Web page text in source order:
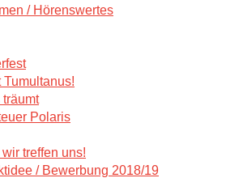
/ Hörenswertes
Tumultanus!
Polaris
treffen uns!
/ Bewerbung 2018/19